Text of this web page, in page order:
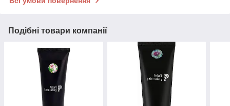
Подібні товари компанії